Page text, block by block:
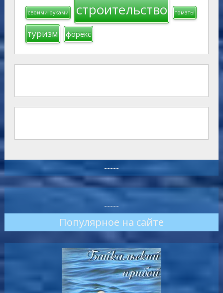
своими руками строительство томаты
туризм форекс
-----
-----
Популярное на сайте